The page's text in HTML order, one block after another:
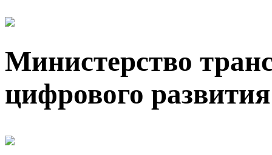
Министерство
цифрового